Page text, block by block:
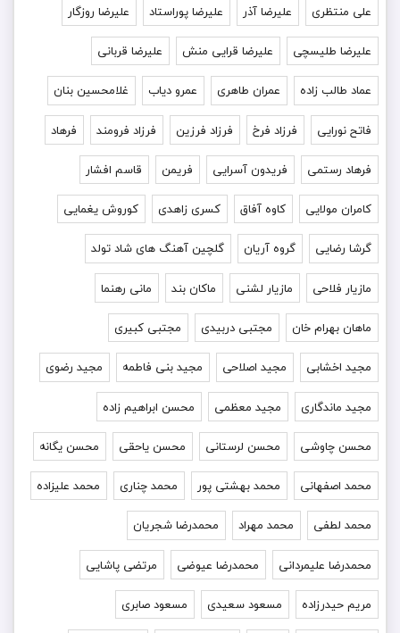
علی منتظری علیرضا آذر علیرضا پوراستاد علیرضا روزگار
علیرضا طلیسچی علیرضا قرایی منش علیرضا قربانی
عماد طالب زاده عمران طاهری عمرو دیاب غلامحسین بنان
فاتح نورایی فرزاد فرخ فرزاد فرزین فرزاد فرومند فرهاد
فرهاد رستمی فریدون آسرایی فریمن قاسم افشار
کامران مولایی کاوه آفاق کسری زاهدی کوروش یغمایی
گرشا رضایی گروه آریان گلچین آهنگ های شاد تولد
مازیار فلاحی مازیار لشنی ماکان بند مانی رهنما
ماهان بهرام خان مجتبی دربیدی مجتبی کبیری
مجید اخشابی مجید اصلاحی مجید بنی فاطمه مجید رضوی
مجید ماندگاری مجید معظمی محسن ابراهیم زاده
محسن چاوشی محسن لرستانی محسن یاحقی محسن یگانه
محمد اصفهانی محمد بهشتی پور محمد چناری محمد علیزاده
محمد لطفی محمد مهراد محمدرضا شجریان
محمدرضا علیمردانی محمدرضا عیوضی مرتضی پاشایی
مریم حیدرزاده مسعود سعیدی مسعود صابری